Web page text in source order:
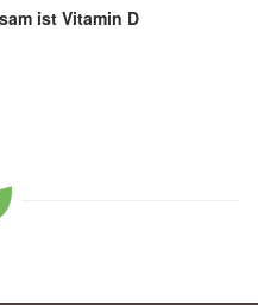
ist Vitamin D